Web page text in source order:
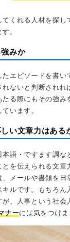
くれる人材を探し
。
みか
エピソードを書い
ないと判断されれ
る際にもその強み
います。
い文章力はある
語・ですます調な
を伝えられる文章
、メールや書類を日
キルです。もちろん
、人事という社会
ナーには気をつけま